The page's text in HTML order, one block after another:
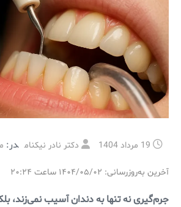
19 مرداد 1404 دکتر نادر نیکنام در:
آخرین به‌روزرسانی: ۱۴۰۴/۰۵/۰۲ ساعت ۲۰:۲۴
جرم‌گیری نه تنها به دندان آسیب نمی‌زند،